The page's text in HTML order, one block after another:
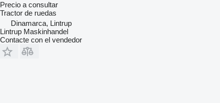
Precio a consultar
Tractor de ruedas
Dinamarca, Lintrup
Lintrup Maskinhandel
Contacte con el vendedor